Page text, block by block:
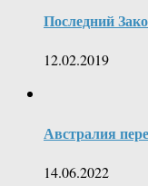
Последний
12.02.2019
Австралия
14.06.2022